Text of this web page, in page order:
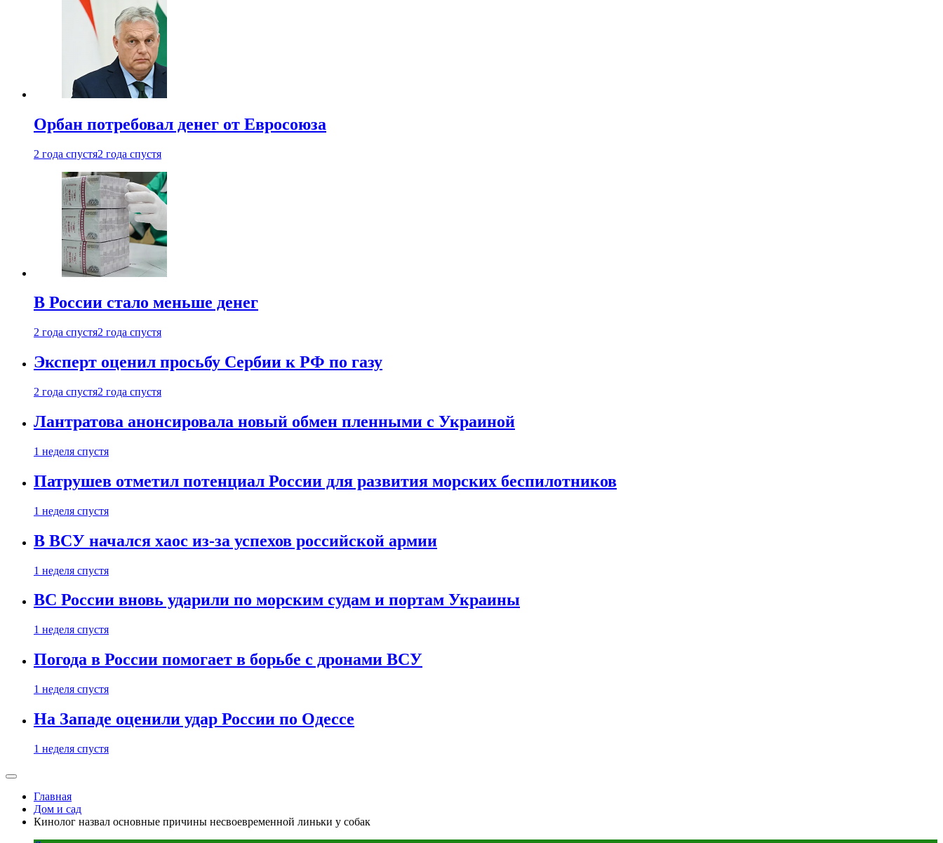
Орбан потребовал денег от Евросоюза
2 года спустя2 года спустя
В России стало меньше денег
2 года спустя2 года спустя
Эксперт оценил просьбу Сербии к РФ по газу
2 года спустя2 года спустя
Лантратова анонсировала новый обмен пленными с Украиной
1 неделя спустя
Патрушев отметил потенциал России для развития морских беспилотников
1 неделя спустя
В ВСУ начался хаос из-за успехов российской армии
1 неделя спустя
ВС России вновь ударили по морским судам и портам Украины
1 неделя спустя
Погода в России помогает в борьбе с дронами ВСУ
1 неделя спустя
На Западе оценили удар России по Одессе
1 неделя спустя
Главная
Дом и сад
Кинолог назвал основные причины несвоевременной линьки у собак